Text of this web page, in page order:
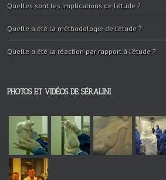
Quelles sont les implications de l’étude ?
Quelle a été la méthodologie de l’étude ?
Quelle a été la réaction par rapport à l’étude ?
PHOTOS ET VIDÉOS DE SÉRALINI